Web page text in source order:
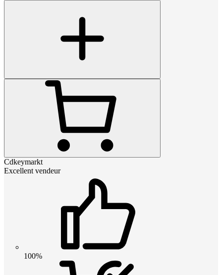
Cdkeymarkt
Excellent vendeur
100%